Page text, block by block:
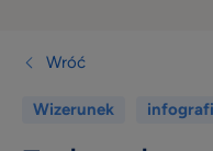
Dla lekarza
Quiz
Wróć
Wizerunek